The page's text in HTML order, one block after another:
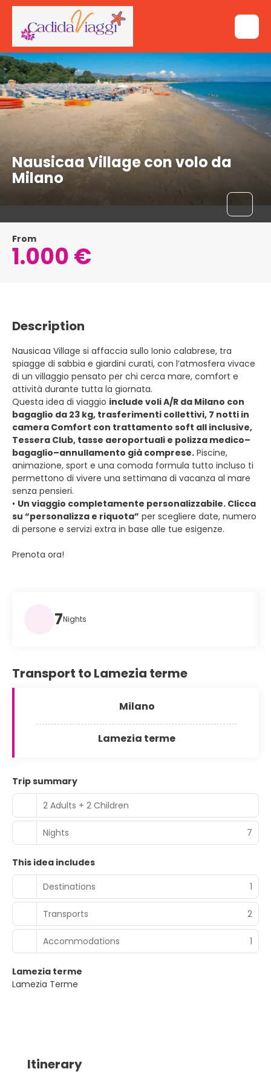
Nausicaa Village con volo da
Milano
From
1.000 €
Description
Nausicaa Village si affaccia sullo Ionio calabrese, tra
spiagge di sabbia e giardini curati, con l’atmosfera vivace
di un villaggio pensato per chi cerca mare, comfort e
attività durante tutta la giornata.
Questa idea di viaggio include voli A/R da Milano con
bagaglio da 23 kg, trasferimenti collettivi, 7 notti in
camera Comfort con trattamento soft all inclusive,
Tessera Club, tasse aeroportuali e polizza medico–
bagaglio–annullamento già comprese. Piscine,
animazione, sport e una comoda formula tutto incluso ti
permettono di vivere una settimana di vacanza al mare
senza pensieri.
• Un viaggio completamente personalizzabile. Clicca
su “personalizza e riquota” per scegliere date, numero
di persone e servizi extra in base alle tue esigenze.
Prenota ora!
7Nights
Transport to Lamezia terme
Milano
Lamezia terme
Trip summary
2 Adults + 2 Children
Nights 7
This idea includes
Destinations
1
Transports 2
Accommodations 1
Lamezia terme
Lamezia Terme
Itinerary